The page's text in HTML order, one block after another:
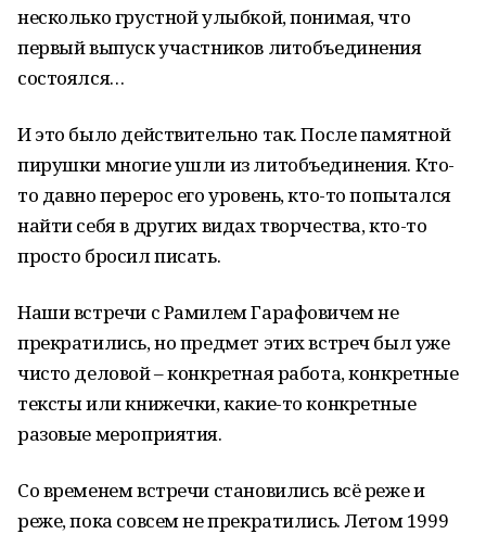
несколько грустной улыбкой, понимая, что
первый выпуск участников литобъединения
состоялся…
И это было действительно так. После памятной
пирушки многие ушли из литобъединения. Кто-
то давно перерос его уровень, кто-то попытался
найти себя в других видах творчества, кто-то
просто бросил писать.
Наши встречи с Рамилем Гарафовичем не
прекратились, но предмет этих встреч был уже
чисто деловой – конкретная работа, конкретные
тексты или книжечки, какие-то конкретные
разовые мероприятия.
Со временем встречи становились всё реже и
реже, пока совсем не прекратились. Летом 1999